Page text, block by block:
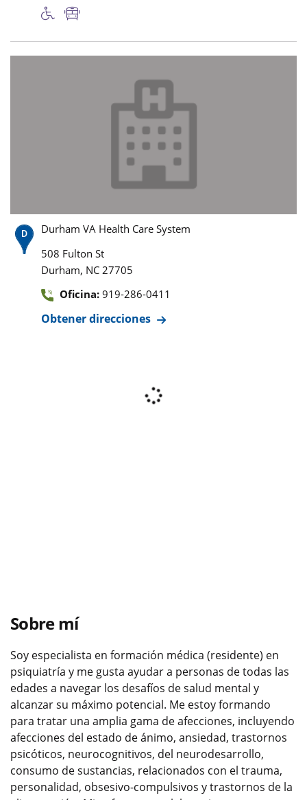
Durham VA Health Care System
508 Fulton St
Durham, NC 27705
Oficina: 919-286-0411
Obtener direcciones
Sobre mí
Soy especialista en formación médica (residente) en
psiquiatría y me gusta ayudar a personas de todas las
edades a navegar los desafíos de salud mental y
alcanzar su máximo potencial. Me estoy formando
para tratar una amplia gama de afecciones, incluyendo
afecciones del estado de ánimo, ansiedad, trastornos
psicóticos, neurocognitivos, del neurodesarrollo,
consumo de sustancias, relacionados con el trauma,
personalidad, obsesivo-compulsivos y trastornos de la